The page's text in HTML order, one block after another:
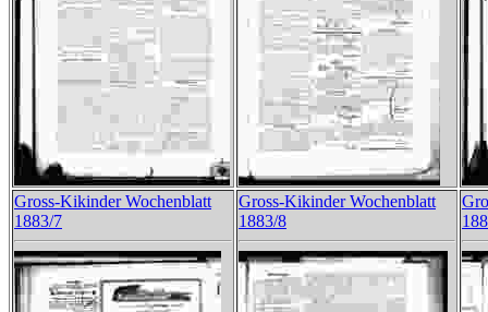
Gross-Kikinder Wochenblatt
1883/7
Gross-Kikinder Wochenblatt
1883/8